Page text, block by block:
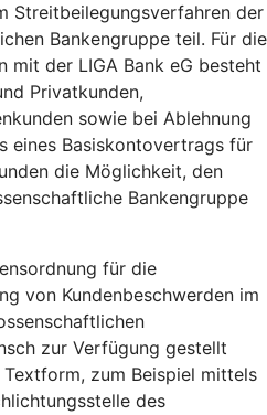
Streitbeilegungsverfahren der
Bankengruppe teil. Für die
mit der LIGA Bank eG besteht
Privatkunden,
sowie bei Ablehnung
eines Basiskontovertrags für
die Möglichkeit, den
Bankengruppe
für die
von Kundenbeschwerden im
zur Verfügung gestellt
zum Beispiel mittels
des